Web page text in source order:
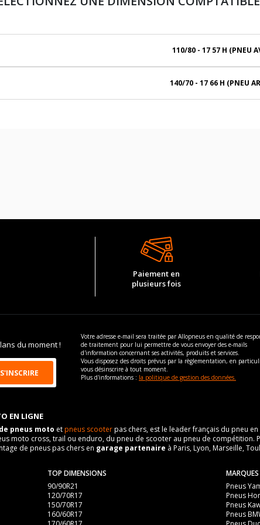
110/80 - 17 57 H (PNEU
140/70 - 17 66 H (PNEU
Paiement en
plusieurs fois
du moment !
Votre adresse e-mail sera traitée par Allopneus en qualité de
de traitement pour lui permettre de vous envoyer des e-mails
d'information concernant ses activités, produits et services.
Vous disposez des droits prévus par la règlementation, en
vous désinscrire à tout moment.
Plus d'informations : la politique de gestion des données.
EN LIGNE
pneus moto etpneus scooterpas chers, est le leader français du pneu
moto cross, trail ou enduro, du pneu de scooter au pneu de
de pneus pas chers en garage partenaire à Paris, Lyon, Marseille,
TOP DIMENSIONS
90/90R21
120/70R17
150/70R17
160/60R17
Pneus
Pneus
Pneus
Pneus